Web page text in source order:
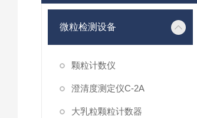
微粒检测设备
颗粒计数仪
澄清度测定仪C-2A
大乳粒颗粒计数器